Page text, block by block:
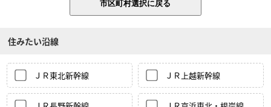
住みたい沿線
ＪＲ東北新幹線 ＪＲ上越新幹線